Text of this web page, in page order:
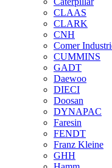
CLAAS
CLARK
CNH
Comer
CUMMINS
GADT
Daewoo
DIECI
Doosan
DYNAPAC
Faresin
FENDT
Franz Kleine
GHH